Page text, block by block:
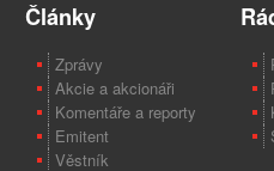
Články
Zprávy
Akcie a akcionáři
Komentáře a reporty
Emitent
Věstník